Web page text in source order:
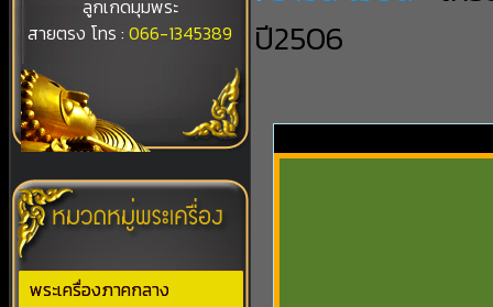
ลูกเกดมุมพระ
สายตรง โทร :066-1345389
พระเครื่องภาคกลาง
ปี2506